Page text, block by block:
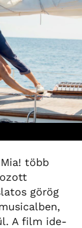
több
görög
A film ide-